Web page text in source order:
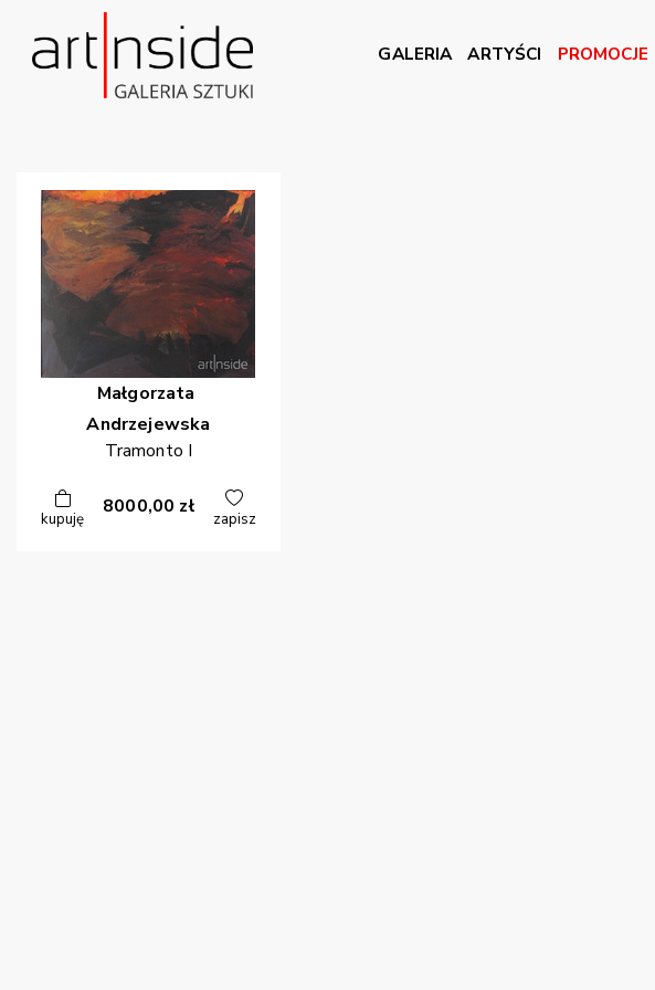
GALERIA ARTYŚCI PROMOCJE
Małgorzata
Andrzejewska
Tramonto I
kupuję
8000,00 zł
zapisz